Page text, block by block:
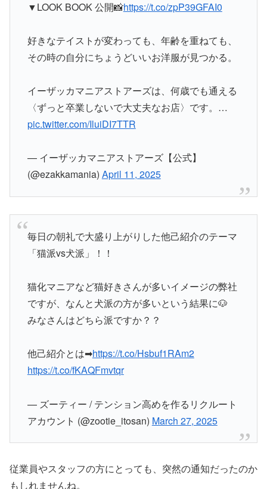
▼LOOK BOOK 公開📸https://t.co/zpP39GFAI0
好きなテイストが変わっても、年齢を重ねても、
その時の自分にちょうどいいお洋服が見つかる。
イーザッカマニアストアーズは、何歳でも通える
〈ずっと卒業しないで大丈夫なお店〉です。…
pic.twitter.com/IluiDI7TTR
— イーザッカマニアストアーズ【公式】
(@ezakkamania) April 11, 2025
毎日の朝礼で大盛り上がりした他己紹介のテーマ
「猫派vs犬派」！！
猫化マニアなど猫好きさんが多いイメージの弊社
ですが、なんと犬派の方が多いという結果に🐶
みなさんはどちら派ですか？？
他己紹介とは➡https://t.co/Hsbuf1RAm2
https://t.co/fKAQFmvtqr
— ズーティー / テンション高めを作るリクルート
アカウント (@zootie_itosan) March 27, 2025
従業員やスタッフの方にとっても、突然の通知だったのか
もしれませんね。